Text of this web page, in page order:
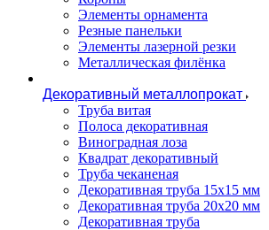
Элементы орнамента
Резные панельки
Элементы лазерной резки
Металлическая филёнка
Декоративный металлопрокат
Труба витая
Полоса декоративная
Виноградная лоза
Квадрат декоративный
Труба чеканеная
Декоративная труба 15х15 мм
Декоративная труба 20х20 мм
Декоративная труба